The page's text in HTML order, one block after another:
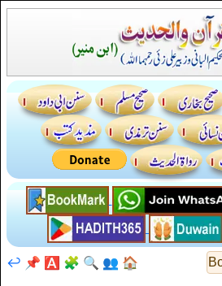
🏠
👥
🔍
🧩
🅰️
📌
↩️